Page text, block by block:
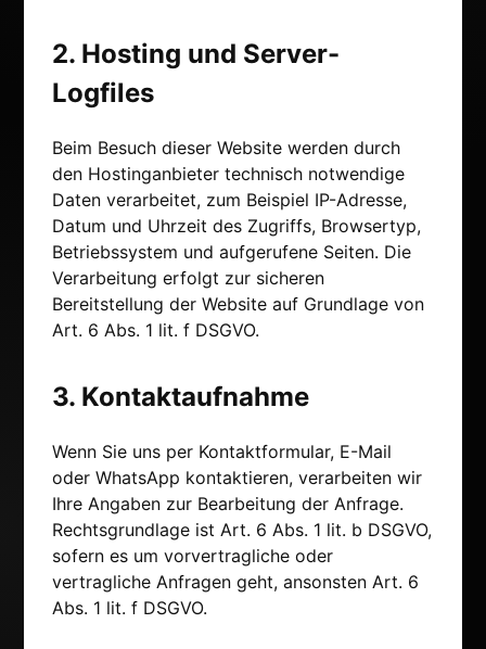
2. Hosting und Server-
Logfiles
Beim Besuch dieser Website werden durch
den Hostinganbieter technisch notwendige
Daten verarbeitet, zum Beispiel IP-Adresse,
Datum und Uhrzeit des Zugriffs, Browsertyp,
Betriebssystem und aufgerufene Seiten. Die
Verarbeitung erfolgt zur sicheren
Bereitstellung der Website auf Grundlage von
Art. 6 Abs. 1 lit. f DSGVO.
3. Kontaktaufnahme
Wenn Sie uns per Kontaktformular, E-Mail
oder WhatsApp kontaktieren, verarbeiten wir
Ihre Angaben zur Bearbeitung der Anfrage.
Rechtsgrundlage ist Art. 6 Abs. 1 lit. b DSGVO,
sofern es um vorvertragliche oder
vertragliche Anfragen geht, ansonsten Art. 6
Abs. 1 lit. f DSGVO.